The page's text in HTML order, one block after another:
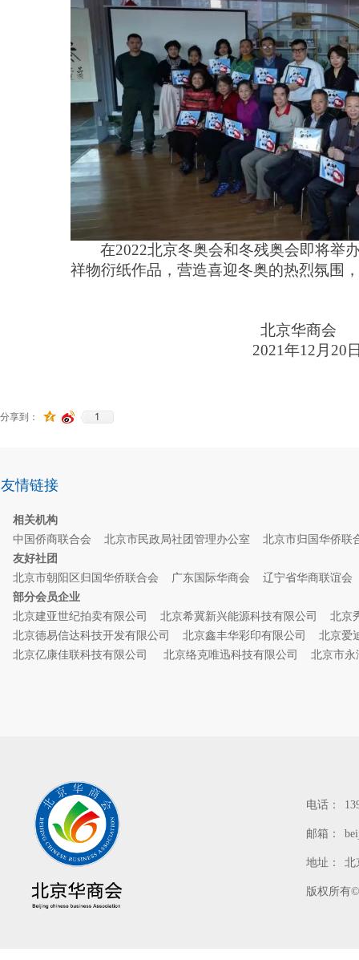
在2022北京冬奥会和冬残奥会即将举
祥物衍纸作品，营造喜迎冬奥的热烈氛围
北京华商会
2021年12月20
分享到： 1
电话：
邮箱：
地址： 北
版权所有©
相关机构
中国侨商联合会
北京市民政局社团管理办公室
北京市归国华侨联
友好社团
北京市朝阳区归国华侨联合会
广东国际华商会 辽宁省华商联谊
部分会员企业
北京建亚世纪拍卖有限公司
北京希冀新兴能源科技有限公司
北京
北京德易信达科技开发有限公司
北京鑫丰华彩印有限公司
北京爱
北京亿康佳联科技有限公司
北京络克唯迅科技有限公司 北京市
友情链接